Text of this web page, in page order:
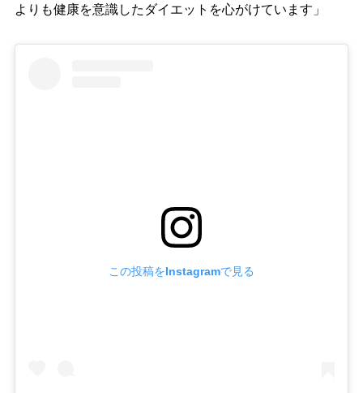
よりも健康を意識したダイエットを心がけています」
この投稿をInstagramで見る